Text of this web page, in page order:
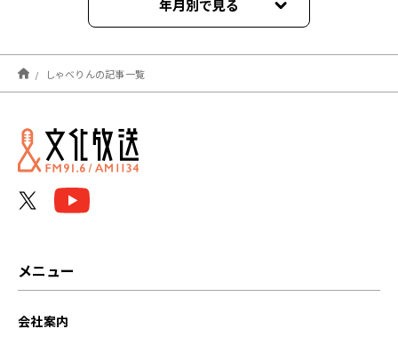
年月別で見る
2024年12月
2024年06月
2023年11月
しゃべりんの記事一覧
メニュー
会社案内